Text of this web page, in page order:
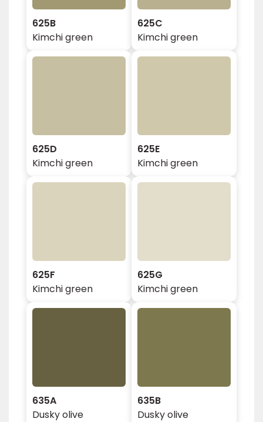
625B
Kimchi green
625C
Kimchi green
625D
Kimchi green
625E
Kimchi green
625F
Kimchi green
625G
Kimchi green
635A
Dusky olive
635B
Dusky olive